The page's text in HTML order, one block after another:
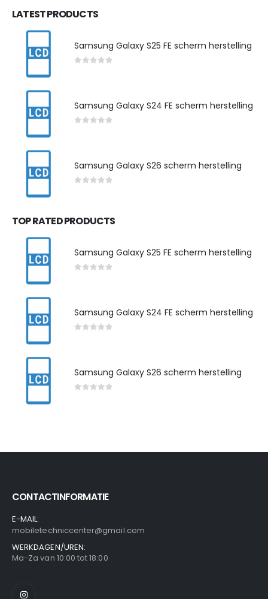
LATEST PRODUCTS
Samsung Galaxy S25 FE scherm herstelling
Samsung Galaxy S24 FE scherm herstelling
Samsung Galaxy S26 scherm herstelling
TOP RATED PRODUCTS
Samsung Galaxy S25 FE scherm herstelling
Samsung Galaxy S24 FE scherm herstelling
Samsung Galaxy S26 scherm herstelling
CONTACTINFORMATIE
E-MAIL:
mobiletechniccenter@gmail.com
WERKDAGEN/UREN:
Ma-Za van 10:00 tot 18:00